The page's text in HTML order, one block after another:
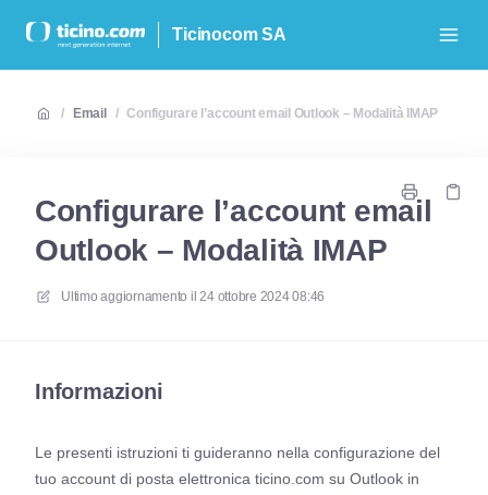
Ticinocom SA
/ Email / Configurare l’account email Outlook – Modalità IMAP
Configurare l’account email
Outlook – Modalità IMAP
Ultimo aggiornamento il 24 ottobre 2024 08:46
Informazioni
Le presenti istruzioni ti guideranno nella configurazione del
tuo account di posta elettronica ticino.com su Outlook in